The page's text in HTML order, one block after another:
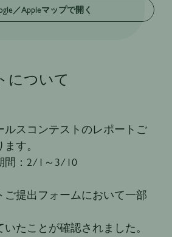
／Appleマップで開く
について
ルスコンテストのレポートご
す。
間：2/1～3/10
ご提出フォームにおいて一部
たことが確認されました。